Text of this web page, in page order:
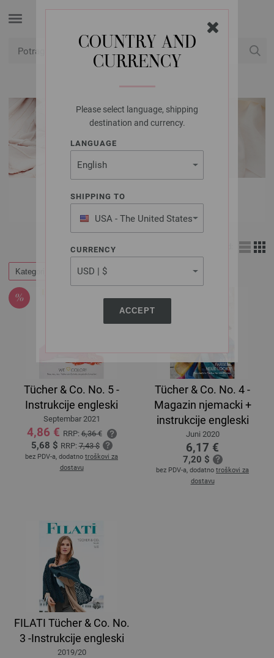
COUNTRY AND
CURRENCY
Please select language, shipping
destination and currency.
LANGUAGE
SHIPPING TO
USA - The United States
of America
CURRENCY
ACCEPT
MAGAZINI
Kategorije
Tücher & Co. No. 5 -
Instrukcije engleski
Septembar 2021
4,86 € RRP:6,36 €
5,68 $ RRP:7,43 $
bez PDV-a, dodatno troškovi za
dostavu
Tücher & Co. No. 4 -
Magazin njemacki +
instrukcije engleski
Juni 2020
6,17 €
7,20 $
bez PDV-a, dodatno troškovi za
dostavu
FILATI Tücher & Co. No.
3 -Instrukcije engleski
2019/20